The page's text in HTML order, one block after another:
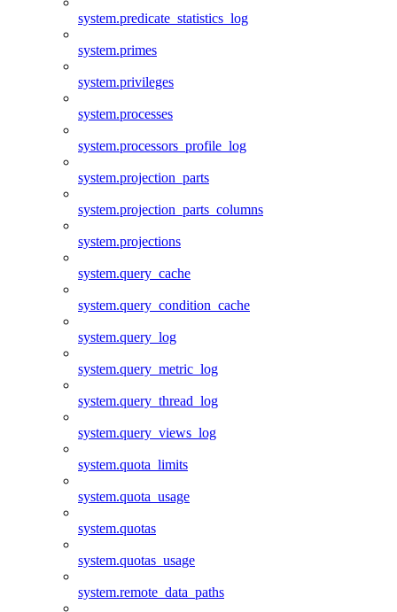
system.predicate_statistics_log
system.primes
system.privileges
system.processes
system.processors_profile_log
system.projection_parts
system.projection_parts_columns
system.projections
system.query_cache
system.query_condition_cache
system.query_log
system.query_metric_log
system.query_thread_log
system.query_views_log
system.quota_limits
system.quota_usage
system.quotas
system.quotas_usage
system.remote_data_paths